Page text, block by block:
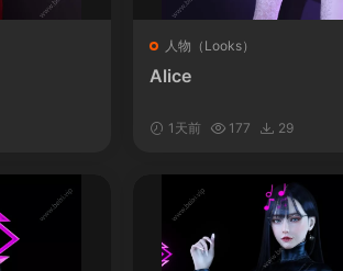
人物（Looks）
Alice
1天前 177 29